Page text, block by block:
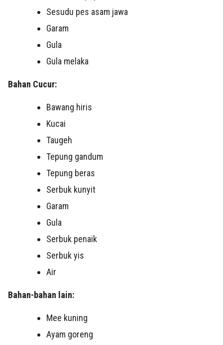
Sesudu pes asam jawa
Garam
Gula
Gula melaka
Bahan Cucur:
Bawang hiris
Kucai
Taugeh
Tepung gandum
Tepung beras
Serbuk kunyit
Garam
Gula
Serbuk penaik
Serbuk yis
Air
Bahan-bahan lain:
Mee kuning
Ayam goreng